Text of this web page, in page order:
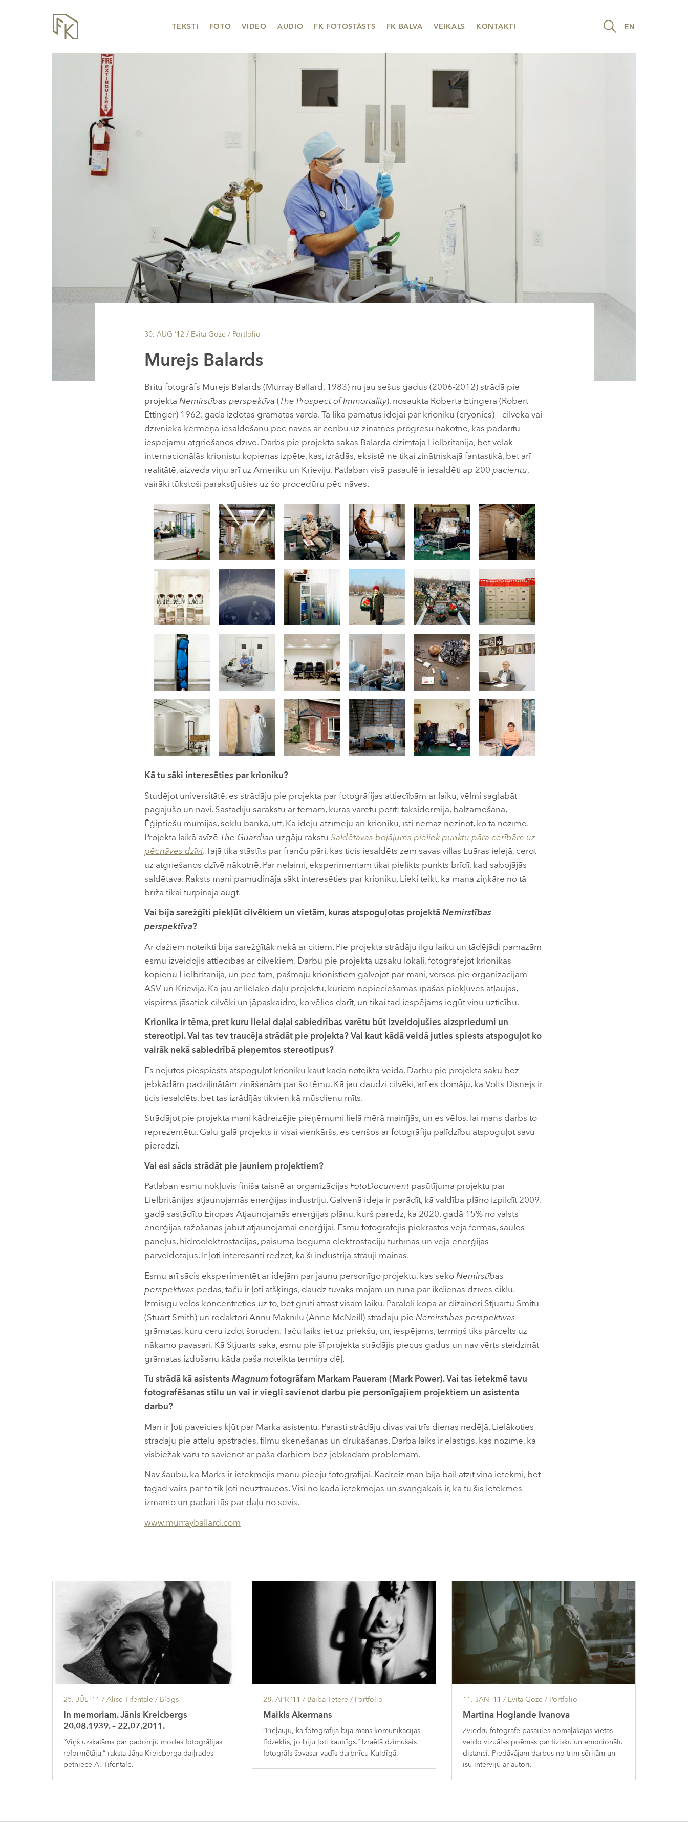
EN
TEKSTI FOTO VIDEO AUDIO FK FOTOSTĀSTS FK BALVA VEIKALS KONTAKTI
30. AUG ’12 / Evita Goze / Portfolio
Murejs Balards
Britu fotogrāfs Murejs Balards (Murray Ballard, 1983) nu jau sešus gadus (2006-2012) strādā pie
projekta Nemirstības perspektīva (The Prospect of Immortality), nosaukta Roberta Etingera (Robert
Ettinger) 1962. gadā izdotās grāmatas vārdā. Tā lika pamatus idejai par krioniku (cryonics) – cilvēka vai
dzīvnieka ķermeņa iesaldēšanu pēc nāves ar cerību uz zinātnes progresu nākotnē, kas padarītu
iespējamu atgriešanos dzīvē. Darbs pie projekta sākās Balarda dzimtajā Lielbritānijā, bet vēlāk
internacionālās krionistu kopienas izpēte, kas, izrādās, eksistē ne tikai zinātniskajā fantastikā, bet arī
realitātē, aizveda viņu arī uz Ameriku un Krieviju. Patlaban visā pasaulē ir iesaldēti ap 200 pacientu,
vairāki tūkstoši parakstījušies uz šo procedūru pēc nāves.
Kā tu sāki interesēties par krioniku?
Studējot universitātē, es strādāju pie projekta par fotogrāfijas attiecībām ar laiku, vēlmi saglabāt
pagājušo un nāvi. Sastādīju sarakstu ar tēmām, kuras varētu pētīt: taksidermija, balzamēšana,
Ēģiptiešu mūmijas, sēklu banka, utt. Kā ideju atzīmēju arī krioniku, īsti nemaz nezinot, ko tā nozīmē.
Projekta laikā avīzē The Guardian uzgāju rakstu Saldētavas bojājums pieliek punktu pāra cerībām uz
pēcnāves dzīvi. Tajā tika stāstīts par franču pāri, kas ticis iesaldēts zem savas villas Luāras ielejā, cerot
uz atgriešanos dzīvē nākotnē. Par nelaimi, eksperimentam tikai pielikts punkts brīdī, kad sabojājās
saldētava. Raksts mani pamudināja sākt interesēties par krioniku. Lieki teikt, ka mana ziņkāre no tā
brīža tikai turpināja augt.
Vai bija sarežģīti piekļūt cilvēkiem un vietām, kuras atspoguļotas projektāNemirstības
perspektīva?
Ar dažiem noteikti bija sarežģītāk nekā ar citiem. Pie projekta strādāju ilgu laiku un tādējādi pamazām
esmu izveidojis attiecības ar cilvēkiem. Darbu pie projekta uzsāku lokāli, fotografējot krionikas
kopienu Lielbritānijā, un pēc tam, pašmāju krionistiem galvojot par mani, vērsos pie organizācijām
ASV un Krievijā. Kā jau ar lielāko daļu projektu, kuriem nepieciešamas īpašas piekļuves atļaujas,
vispirms jāsatiek cilvēki un jāpaskaidro, ko vēlies darīt, un tikai tad iespējams iegūt viņu uzticību.
Krionika ir tēma, pret kuru lielai daļai sabiedrības varētu būt izveidojušies aizspriedumi un
stereotipi. Vai tas tev traucēja strādāt pie projekta? Vai kaut kādā veidā juties spiests atspoguļot ko
vairāk nekā sabiedrībā pieņemtos stereotipus?
Es nejutos piespiests atspoguļot krioniku kaut kādā noteiktā veidā. Darbu pie projekta sāku bez
jebkādām padziļinātām zināšanām par šo tēmu. Kā jau daudzi cilvēki, arī es domāju, ka Volts Disnejs ir
ticis iesaldēts, bet tas izrādījās tikvien kā mūsdienu mīts.
Strādājot pie projekta mani kādreizējie pieņēmumi lielā mērā mainījās, un es vēlos, lai mans darbs to
reprezentētu. Galu galā projekts ir visai vienkāršs, es cenšos ar fotogrāfiju palīdzību atspoguļot savu
pieredzi.
Vai esi sācis strādāt pie jauniem projektiem?
Patlaban esmu nokļuvis finiša taisnē ar organizācijas FotoDocumentpasūtījuma projektu par
Lielbritānijas atjaunojamās enerģijas industriju. Galvenā ideja ir parādīt, kā valdība plāno izpildīt 2009.
gadā sastādīto Eiropas Atjaunojamās enerģijas plānu, kurš paredz, ka 2020. gadā 15% no valsts
enerģijas ražošanas jābūt atjaunojamai enerģijai. Esmu fotografējis piekrastes vēja fermas, saules
paneļus, hidroelektrostacijas, paisuma-bēguma elektrostaciju turbīnas un vēja enerģijas
pārveidotājus. Ir ļoti interesanti redzēt, ka šī industrija strauji mainās.
Esmu arī sācis eksperimentēt ar idejām par jaunu personīgo projektu, kas sekoNemirstības
perspektīvas pēdās, taču ir ļoti atšķirīgs, daudz tuvāks mājām un runā par ikdienas dzīves ciklu.
Izmisīgu vēlos koncentrēties uz to, bet grūti atrast visam laiku. Paralēli kopā ar dizaineri Stjuartu Smitu
(Stuart Smith) un redaktori Annu Maknīlu (Anne McNeill) strādāju pie Nemirstības perspektīvas
grāmatas, kuru ceru izdot šoruden. Taču laiks iet uz priekšu, un, iespējams, termiņš tiks pārcelts uz
nākamo pavasari. Kā Stjuarts saka, esmu pie šī projekta strādājis piecus gadus un nav vērts steidzināt
grāmatas izdošanu kāda paša noteikta termiņa dēļ.
Tu strādā kā asistents Magnum fotogrāfam Markam Paueram (Mark Power). Vai tas ietekmē tavu
fotografēšanas stilu un vai ir viegli savienot darbu pie personīgajiem projektiem un asistenta
darbu?
Man ir ļoti paveicies kļūt par Marka asistentu. Parasti strādāju divas vai trīs dienas nedēļā. Lielākoties
strādāju pie attēlu apstrādes, filmu skenēšanas un drukāšanas. Darba laiks ir elastīgs, kas nozīmē, ka
visbiežāk varu to savienot ar paša darbiem bez jebkādām problēmām.
Nav šaubu, ka Marks ir ietekmējis manu pieeju fotogrāfijai. Kādreiz man bija bail atzīt viņa ietekmi, bet
tagad vairs par to tik ļoti neuztraucos. Visi no kāda ietekmējas un svarīgākais ir, kā tu šīs ietekmes
izmanto un padari tās par daļu no sevis.
www.murrayballard.com
25. JŪL ’11 / Alise Tīfentāle / Blogs
In memoriam. Jānis Kreicbergs
20.08.1939. – 22.07.2011.
“Viņš uzskatāms par padomju modes fotogrāfijas
reformētāju,” raksta Jāņa Kreicberga daiļrades
pētniece A. Tīfentāle.
28. APR ’11 / Baiba Tetere / Portfolio
Maikls Akermans
“Pieļauju, ka fotogrāfija bija mans komunikācijas
līdzeklis, jo biju ļoti kautrīgs.” Izraēlā dzimušais
fotogrāfs šovasar vadīs darbnīcu Kuldīgā.
11. JAN ’11 / Evita Goze / Portfolio
Martina Hoglande Ivanova
Zviedru fotogrāfe pasaules nomaļākajās vietās
veido vizuālas poēmas par fizisku un emocionālu
distanci. Piedāvājam darbus no trim sērijām un
īsu interviju ar autori.